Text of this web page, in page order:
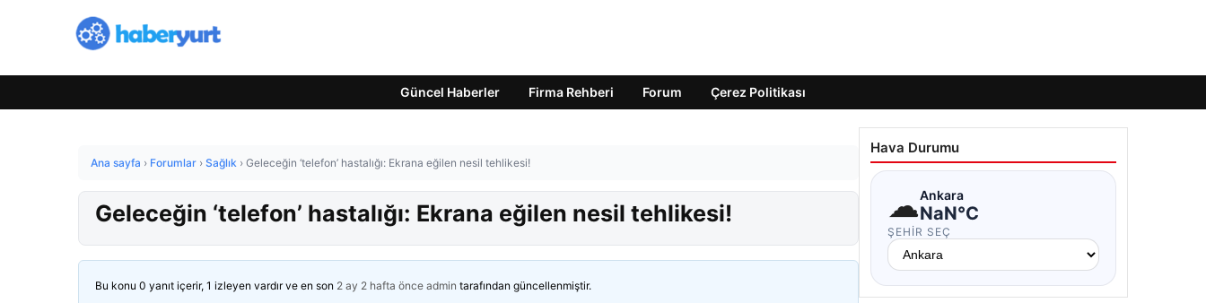
Güncel Haberler Firma Rehberi Forum Çerez Politikası
Ana sayfa › Forumlar › Sağlık › Geleceğin ‘telefon’ hastalığı: Ekrana eğilen nesil tehlikesi!
Geleceğin ‘telefon’ hastalığı: Ekrana eğilen nesil tehlikesi!
Bu konu 0 yanıt içerir, 1 izleyen vardır ve en son 2 ay 2 hafta önce admin tarafından güncellenmiştir.
Hava Durumu
☁Ankara
NaN°C
ŞEHIR SEÇ